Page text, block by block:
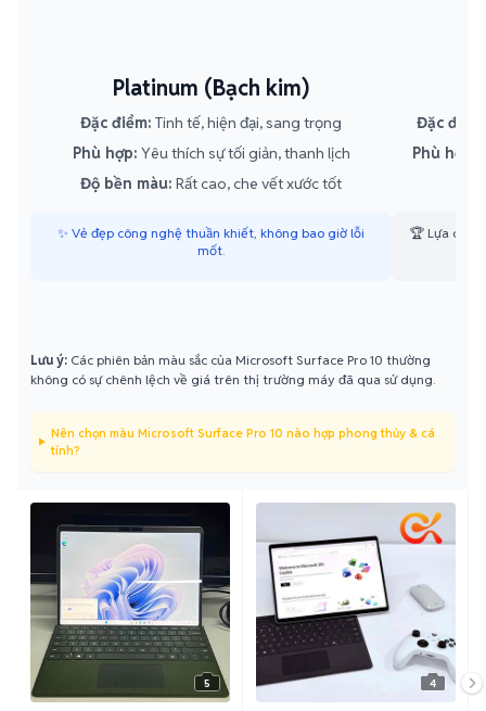
Platinum (Bạch kim)
Đặc điểm: Tinh tế, hiện đại, sang trọng
Phù hợp: Yêu thích sự tối giản, thanh lịch
Độ bền màu: Rất cao, che vết xước tốt
✨ Vẻ đẹp công nghệ thuần khiết, không bao giờ lỗi
mốt.
Đặc
Phù hợp:
🏆 Lựa
Lưu ý: Các phiên bản màu sắc của Microsoft Surface Pro 10 thường
không có sự chênh lệch về giá trên thị trường máy đã qua sử dụng.
Nên chọn màu Microsoft Surface Pro 10 nào hợp phong thủy & cá
tính?
5 4